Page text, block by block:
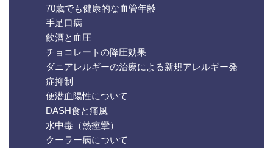
70歳でも健康的な血管年齢
手足口病
飲酒と血圧
チョコレートの降圧効果
ダニアレルギーの治療による新規アレルギー発
症抑制
便潜血陽性について
DASH食と痛風
水中毒（熱痙攣）
クーラー病について